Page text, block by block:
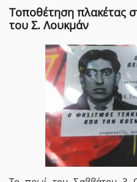
Τοποθέτηση πλακέτας
του Σ. Λουκμάν